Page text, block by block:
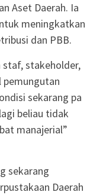
Aset Daerah. Ia
meningkatkan
dan PBB.
staf, stakeholder,
pemungutan
sekarang pa
beliau tidak
manajerial”
sekarang
Daerah